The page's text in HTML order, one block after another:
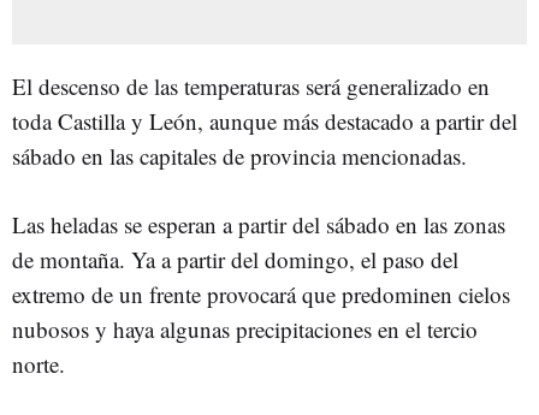
El descenso de las temperaturas será generalizado en
toda Castilla y León, aunque más destacado a partir del
sábado en las capitales de provincia mencionadas.
Las heladas se esperan a partir del sábado en las zonas
de montaña. Ya a partir del domingo, el paso del
extremo de un frente provocará que predominen cielos
nubosos y haya algunas precipitaciones en el tercio
norte.